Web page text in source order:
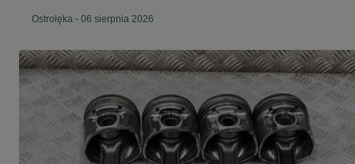
Ostrołęka - 06 sierpnia 2026